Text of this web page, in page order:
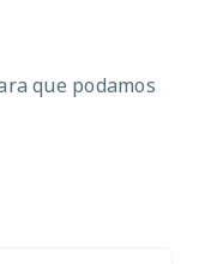
que podamos